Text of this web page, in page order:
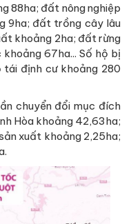
88ha; đất nông nghiệp
9ha; đất trồng cây lâu
khoảng 2ha; đất rừng
67ha... Số hộ bị
định cư khoảng 280
chuyển đổi mục đích
Hòa khoảng 42,63ha;
xuất khoảng 2,25ha;